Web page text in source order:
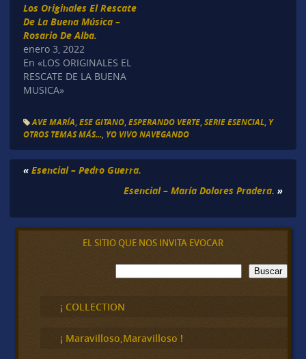
Los Originales El Rescate
De La Buena Música –
Rosario De Alba.
enero 3, 2022
En «LOS ORIGINALES EL
RESCATE DE LA BUENA
MUSICA»
AVE MARÍA, ESE GITANO, ESPERANDO VERTE, SERIE ESENCIAL, Y
OTROS TEMAS MÁS..., YO VIVO NAVEGANDO
« Esencial – Pedro Guerra.
Esencial – María Dolores Pradera. »
EL SITIO QUE NOS INVITA EVOCAR
B
u
c
a
Buscar
¡ COLLECTION
¡ Maravilloso,Maravilloso !